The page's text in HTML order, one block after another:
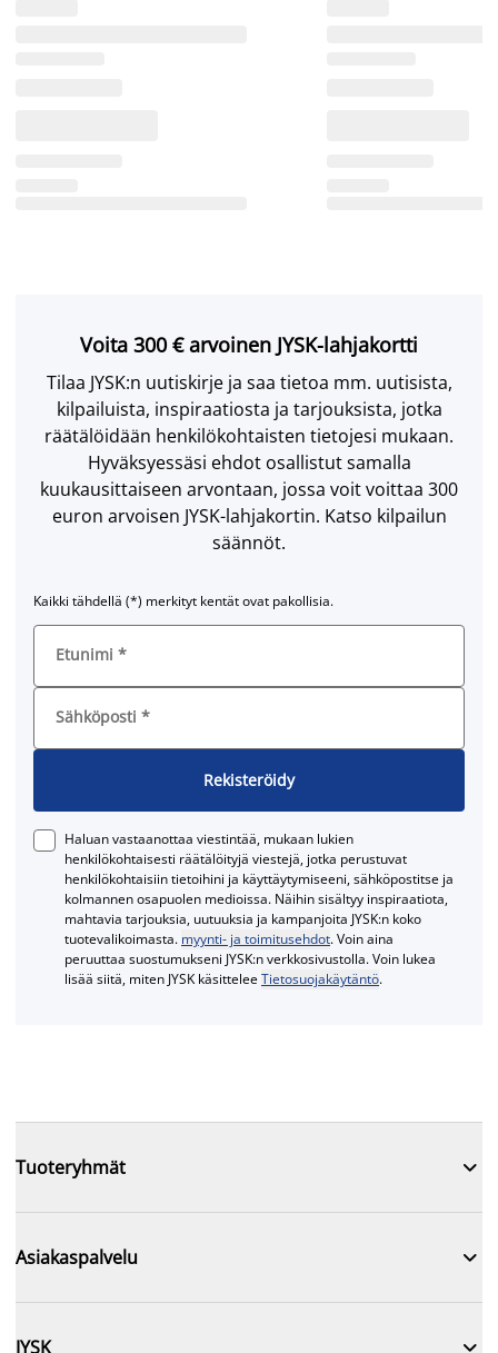
Voita 300 € arvoinen JYSK-lahjakortti
Tilaa JYSK:n uutiskirje ja saa tietoa mm. uutisista,
kilpailuista, inspiraatiosta ja tarjouksista, jotka
räätälöidään henkilökohtaisten tietojesi mukaan.
Hyväksyessäsi ehdot osallistut samalla
kuukausittaiseen arvontaan, jossa voit voittaa 300
euron arvoisen JYSK-lahjakortin. Katso kilpailun
säännöt.
Kaikki tähdellä (*) merkityt kentät ovat pakollisia.
Etunimi *
Sähköposti *
Rekisteröidy
Haluan vastaanottaa viestintää, mukaan lukien
henkilökohtaisesti räätälöityjä viestejä, jotka perustuvat
henkilökohtaisiin tietoihini ja käyttäytymiseeni, sähköpostitse ja
kolmannen osapuolen medioissa. Näihin sisältyy inspiraatiota,
mahtavia tarjouksia, uutuuksia ja kampanjoita JYSK:n koko
tuotevalikoimasta. myynti- ja toimitusehdot. Voin aina
peruuttaa suostumukseni JYSK:n verkkosivustolla. Voin lukea
lisää siitä, miten JYSK käsitteleeTietosuojakäytäntö.
Tuoteryhmät 
Asiakaspalvelu 
JYSK 